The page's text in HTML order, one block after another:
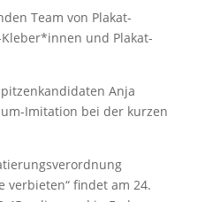
Team von Plakat-
und Plakat-
Anja
Imitation bei der kurzen
verbieten“ findet am 24.